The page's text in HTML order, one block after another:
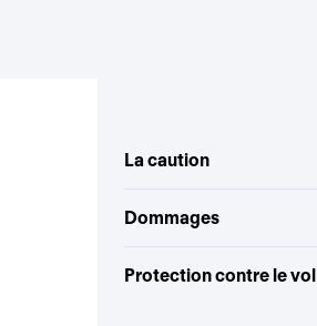
La caution
Dommages
Protection contre le vol